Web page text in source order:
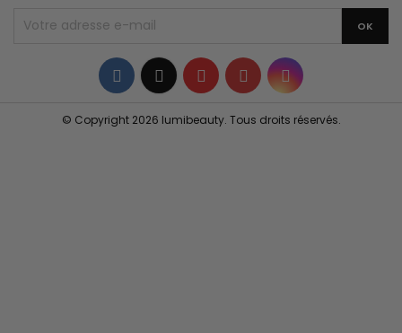
Facebook
TwitterYouTubePinterestInstagram
© Copyright 2026 lumibeauty. Tous droits réservés.